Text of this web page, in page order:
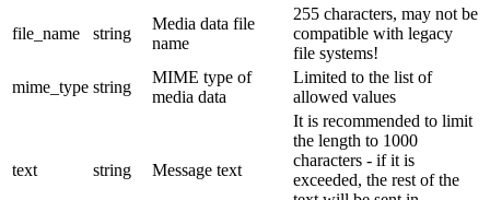
file_name string
Media data file
name
255 characters, may not be
compatible with legacy
file systems!
mime_type string
MIME type of
media data
Limited to the list of
allowed values
text string Message text
It is recommended to limit
the length to 1000
characters - if it is
exceeded, the rest of the